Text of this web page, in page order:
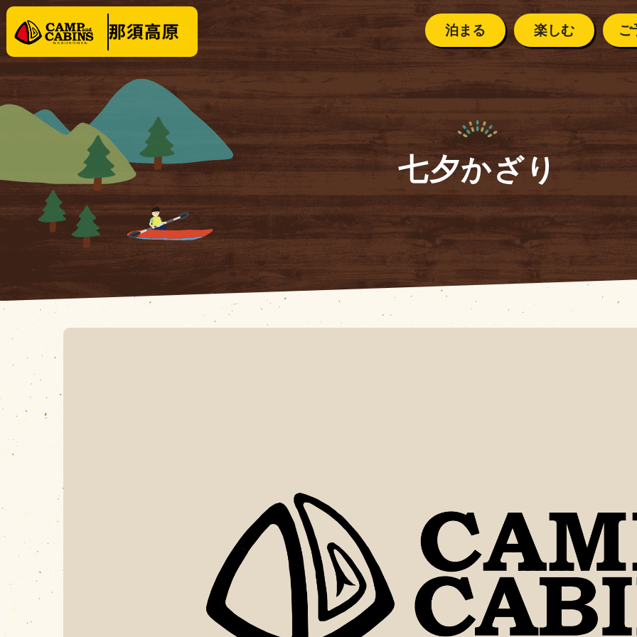
泊まる
バンガロー／キャビン
コテージ
BBQ・デイキャンプ
楽しむ
イベントカレンダー
クリスタルハンター
KOOBUTSU
１日の流れ
ご
ご利用案内
安全に楽
よくある
那須高原
泊まる
テントサイト
バンガロー・
コテージ
場内施設
場内マップ
イベント カレンダー
シーズンカレンダー
クリスタルハンター
KOBUTSU KOBO
１日の流れ
ご予約の前に
ご利用案内
安全に
ペット連れの方へ
よくあるご質問
那須高原の気候
営業時間
七夕かざり